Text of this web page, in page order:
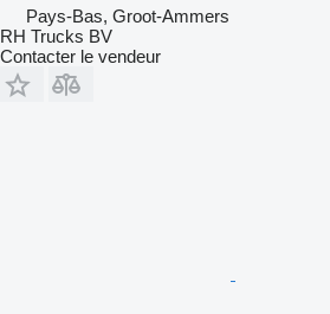
Pays-Bas, Groot-Ammers
RH Trucks BV
Contacter le vendeur